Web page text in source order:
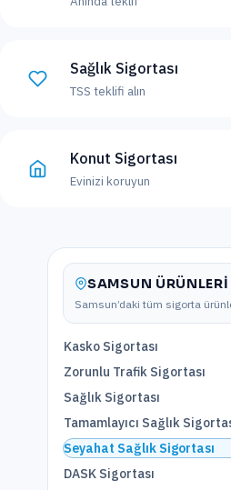
Sağlık Sigortası
TSS teklifi alın
Konut Sigortası
Evinizi koruyun
SAMSUN ÜRÜNLERI
Samsun’daki tüm sigorta
Kasko Sigortası
Zorunlu Trafik Sigortası
Sağlık Sigortası
Tamamlayıcı Sağlık
Seyahat Sağlık Sigortası
DASK Sigortası